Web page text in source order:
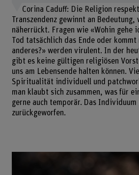
Corina Caduff: Die Religion
Transzendenz gewinnt an Bedeutung,
näherrückt. Fragen wie «Wohin gehe
Tod tatsächlich das Ende oder kommt
anderes?» werden virulent. In der
gibt es keine gültigen religiösen
uns am Lebensende halten können.
Spiritualität individuell und
man klaubt sich zusammen, was für
gerne auch temporär. Das
zurückgeworfen.